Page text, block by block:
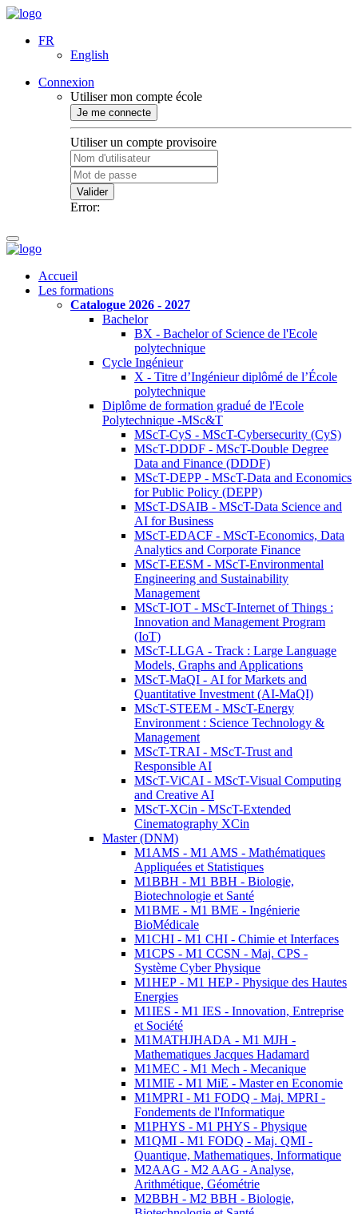
FR
English
Connexion
Utiliser mon compte école
Je me connecte
Utiliser un compte provisoire
Valider
Error:
Accueil
Les formations
Catalogue 2026 - 2027
Bachelor
BX - Bachelor of Science de l'Ecole
polytechnique
Cycle Ingénieur
X - Titre d’Ingénieur diplômé de l’École
polytechnique
Diplôme de formation gradué de l'Ecole
Polytechnique -MSc&T
MScT-CyS - MScT-Cybersecurity (CyS)
MScT-DDDF - MScT-Double Degree
Data and Finance (DDDF)
MScT-DEPP - MScT-Data and Economics
for Public Policy (DEPP)
MScT-DSAIB - MScT-Data Science and
AI for Business
MScT-EDACF - MScT-Economics, Data
Analytics and Corporate Finance
MScT-EESM - MScT-Environmental
Engineering and Sustainability
Management
MScT-IOT - MScT-Internet of Things :
Innovation and Management Program
(IoT)
MScT-LLGA - Track : Large Language
Models, Graphs and Applications
MScT-MaQI - AI for Markets and
Quantitative Investment (AI-MaQI)
MScT-STEEM - MScT-Energy
Environment : Science Technology &
Management
MScT-TRAI - MScT-Trust and
Responsible AI
MScT-ViCAI - MScT-Visual Computing
and Creative AI
MScT-XCin - MScT-Extended
Cinematography XCin
Master (DNM)
M1AMS - M1 AMS - Mathématiques
Appliquées et Statistiques
M1BBH - M1 BBH - Biologie,
Biotechnologie et Santé
M1BME - M1 BME - Ingénierie
BioMédicale
M1CHI - M1 CHI - Chimie et Interfaces
M1CPS - M1 CCSN - Maj. CPS -
Système Cyber Physique
M1HEP - M1 HEP - Physique des Hautes
Energies
M1IES - M1 IES - Innovation, Entreprise
et Société
M1MATHJHADA - M1 MJH -
Mathematiques Jacques Hadamard
M1MEC - M1 Mech - Mecanique
M1MIE - M1 MiE - Master en Economie
M1MPRI - M1 FODQ - Maj. MPRI -
Fondements de l'Informatique
M1PHYS - M1 PHYS - Physique
M1QMI - M1 FODQ - Maj. QMI -
Quantique, Mathematiques, Informatique
M2AAG - M2 AAG - Analyse,
Arithmétique, Géométrie
M2BBH - M2 BBH - Biologie,